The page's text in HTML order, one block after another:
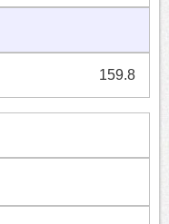
159.8